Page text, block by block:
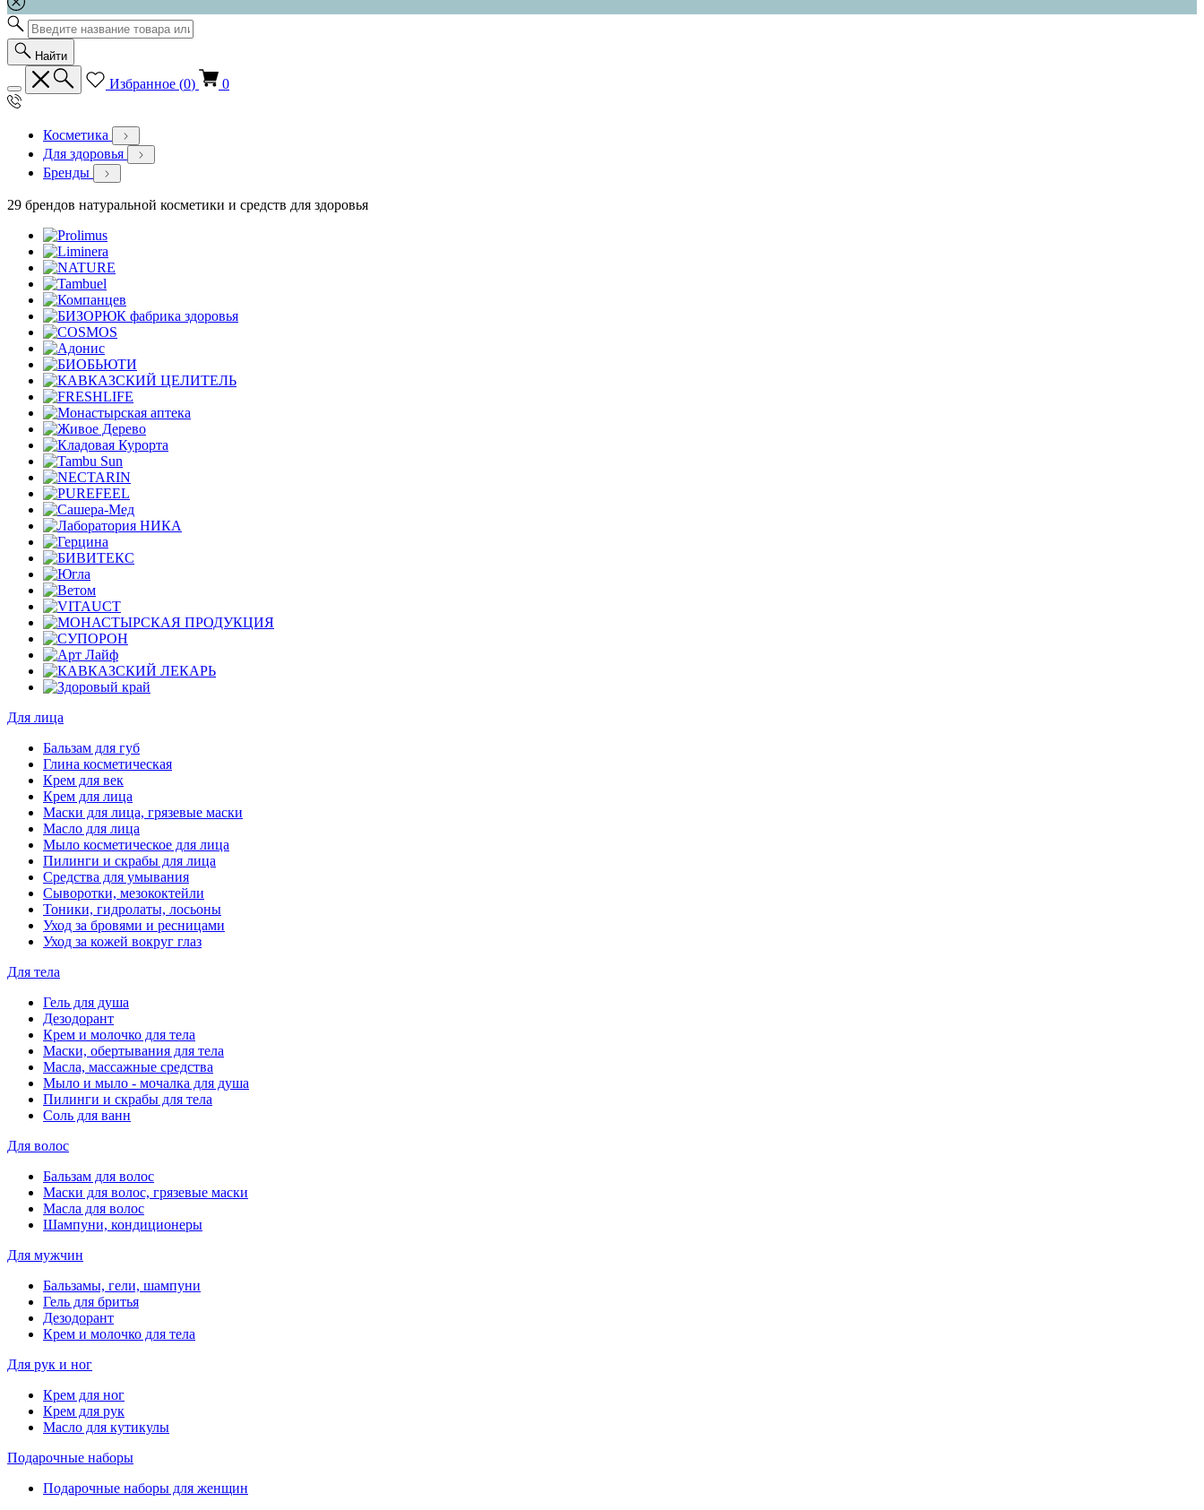
Найти
Избранное (0) 0
Косметика
Для здоровья
Бренды
29 брендов натуральной косметики и средств для здоровья
Для лица
Бальзам для губ
Глина косметическая
Крем для век
Крем для лица
Маски для лица, грязевые маски
Масло для лица
Мыло косметическое для лица
Пилинги и скрабы для лица
Средства для умывания
Сыворотки, мезококтейли
Тоники, гидролаты, лосьоны
Уход за бровями и ресницами
Уход за кожей вокруг глаз
Для тела
Гель для душа
Дезодорант
Крем и молочко для тела
Маски, обертывания для тела
Масла, массажные средства
Мыло и мыло - мочалка для душа
Пилинги и скрабы для тела
Соль для ванн
Для волос
Бальзам для волос
Маски для волос, грязевые маски
Масла для волос
Шампуни, кондиционеры
Для мужчин
Бальзамы, гели, шампуни
Гель для бритья
Дезодорант
Крем и молочко для тела
Для рук и ног
Крем для ног
Крем для рук
Масло для кутикулы
Подарочные наборы
Подарочные наборы для женщин